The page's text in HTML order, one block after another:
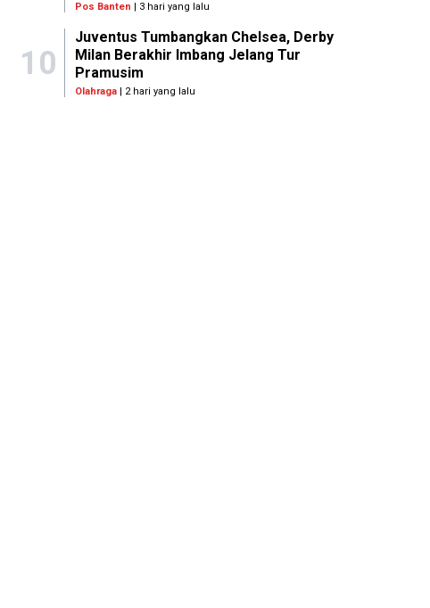
Pos Banten | 3 hari yang lalu
10
Juventus Tumbangkan Chelsea, Derby
Milan Berakhir Imbang Jelang Tur
Pramusim
Olahraga | 2 hari yang lalu